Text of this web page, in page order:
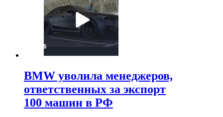
BMW уволила менеджеров,
ответственных за экспорт
100 машин в РФ